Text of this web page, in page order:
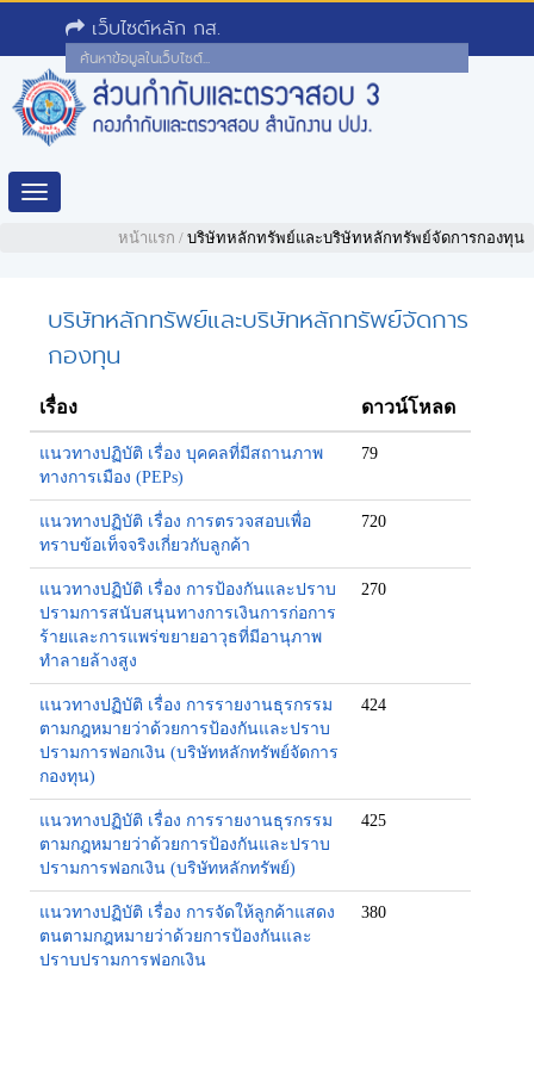
เว็บไซต์หลัก กส.
Toggle
navigationหน้าแรก / บริษัทหลักทรัพย์และบริษัทหลักทรัพย์จัดการกองทุน
บริษัทหลักทรัพย์และบริษัทหลักทรัพย์จัดการ
กองทุน
เรื่อง ดาวน์โหลด
แนวทางปฏิบัติ เรื่อง บุคคลที่มีสถานภาพ
ทางการเมือง (PEPs)
79
แนวทางปฏิบัติ เรื่อง การตรวจสอบเพื่อ
ทราบข้อเท็จจริงเกี่ยวกับลูกค้า
720
แนวทางปฏิบัติ เรื่อง การป้องกันและปราบ
ปรามการสนับสนุนทางการเงินการก่อการ
ร้ายและการแพร่ขยายอาวุธที่มีอานุภาพ
ทำลายล้างสูง
270
แนวทางปฏิบัติ เรื่อง การรายงานธุรกรรม
ตามกฎหมายว่าด้วยการป้องกันและปราบ
ปรามการฟอกเงิน (บริษัทหลักทรัพย์จัดการ
กองทุน)
424
แนวทางปฏิบัติ เรื่อง การรายงานธุรกรรม
ตามกฎหมายว่าด้วยการป้องกันและปราบ
ปรามการฟอกเงิน (บริษัทหลักทรัพย์)
425
แนวทางปฏิบัติ เรื่อง การจัดให้ลูกค้าแสดง
ตนตามกฎหมายว่าด้วยการป้องกันและ
ปราบปรามการฟอกเงิน
380